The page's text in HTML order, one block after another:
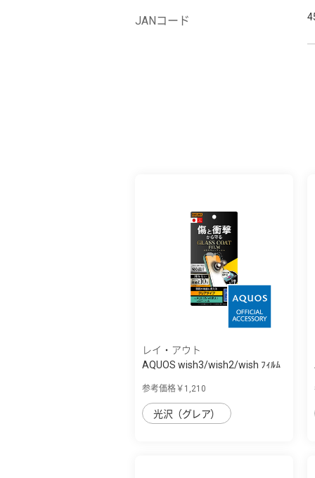
JANコード
レイ・アウト
AQUOS wish3/wish2/wish ﾌｨﾙﾑ
参考価格￥1,210
光沢（グレア）